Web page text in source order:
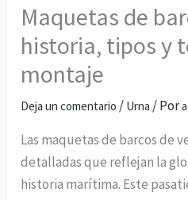
Maquetas de
historia, tipos y
montaje
Deja un comentario / Urna / Por
Las maquetas de barcos de
detalladas que reflejan la
historia marítima. Este